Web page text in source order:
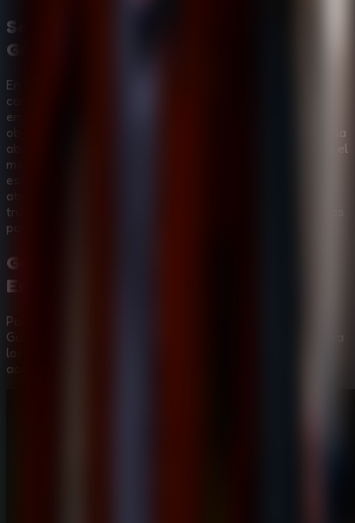
Sobrevive al hospital embrujado de
Granny
En
completar tu misión nivel por nivel mientras el hospital
embrujado se vuelve cada vez más peligroso. Busca
objetos útiles, presta atención a las instrucciones, evita a la
abuela monja y a otros enemigos aterradores, y elige bien el
momento para escapar de cada zona peligrosa. Este
escalofriante
atmósfera de hospital maldito, presión de supervivencia,
trucos de magia y momentos de escape con rompecabezas
para fans de los juegos de terror oscuros de Granny.
Guía en Vídeo:
Escape Granny Game
Para ayudarte a superar
Game
las estrategias más eficientes para resolver todos los
acertijos.